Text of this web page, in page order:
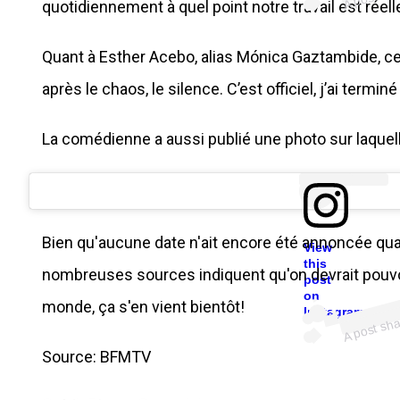
quotidiennement à quel point notre travail est
Quant à Esther Acebo, alias Mónica Gaztambide,
après le chaos, le silence. C’est officiel, j’ai terminé
La comédienne a aussi publié une photo sur
View
this
post
on
Instagram
Bien qu'aucune date n'ait encore été annoncée
nombreuses sources indiquent qu'on devrait
monde, ça s'en vient bientôt!
Source: BFMTV